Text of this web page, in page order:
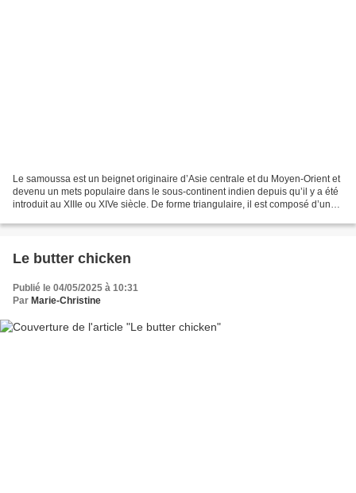
Le samoussa est un beignet originaire d’Asie centrale et du Moyen-Orient et
devenu un mets populaire dans le sous-continent indien depuis qu’il y a été
introduit au XIIIe ou XIVe siècle. De forme triangulaire, il est composé d’une
Le butter chicken
Publié le 04/05/2025 à 10:31
Par Marie-Christine